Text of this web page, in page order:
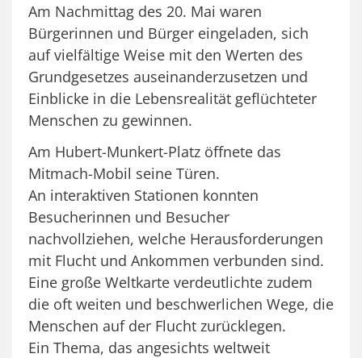
Am Nachmittag des 20. Mai waren
Bürgerinnen und Bürger eingeladen, sich
auf vielfältige Weise mit den Werten des
Grundgesetzes auseinanderzusetzen und
Einblicke in die Lebensrealität geflüchteter
Menschen zu gewinnen.
Am Hubert-Munkert-Platz öffnete das
Mitmach-Mobil seine Türen.
An interaktiven Stationen konnten
Besucherinnen und Besucher
nachvollziehen, welche Herausforderungen
mit Flucht und Ankommen verbunden sind.
Eine große Weltkarte verdeutlichte zudem
die oft weiten und beschwerlichen Wege, die
Menschen auf der Flucht zurücklegen.
Ein Thema, das angesichts weltweit